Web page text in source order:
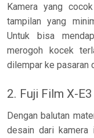
Kamera yang
tampilan yang
Untuk bisa
merogoh kocek
dilempar ke pasaran
2. Fuji Film X-E3
Dengan balutan
desain dari kamera